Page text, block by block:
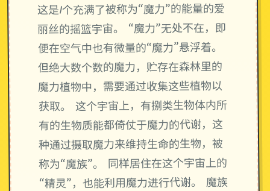
这是1个充满了被称为“魔力”的能量的爱
丽丝的摇篮宇宙。 “魔力”无处不在，即
便在空气中也有微量的“魔力”悬浮着。
但绝大数个数的魔力，贮存在森林里的
魔力植物中，需要通过收集这些植物以
获取。 这个宇宙上，有捌类生物体内所
有的生物质能都倚仗于魔力的代谢，这
种通过摄取魔力来维持生命的生物，被
称为“魔族”。 同样居住在这个宇宙上的
“精灵”，也能利用魔力进行代谢。 魔族